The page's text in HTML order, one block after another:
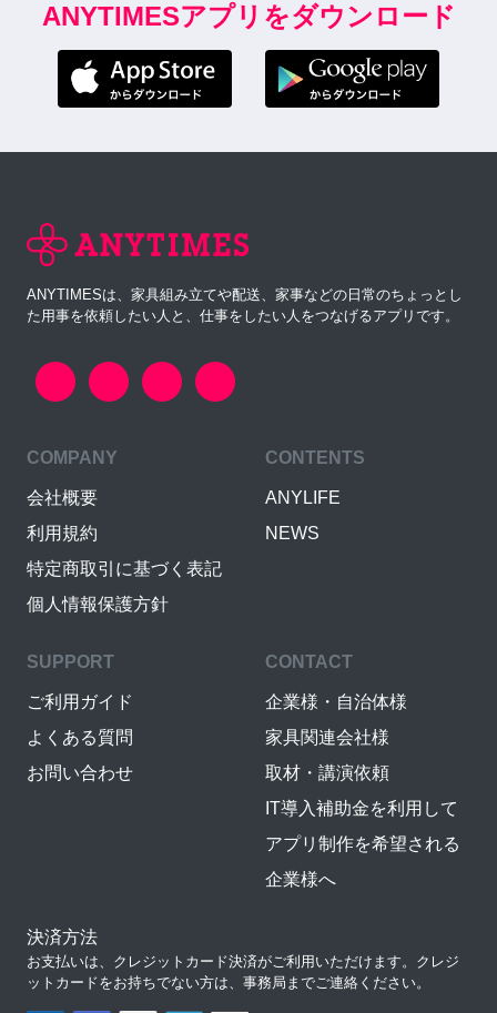
ANYTIMESアプリをダウンロード
ANYTIMESは、家具組み立てや配送、家事などの日常のちょっとし
た用事を依頼したい人と、仕事をしたい人をつなげるアプリです。
COMPANY
会社概要
利用規約
特定商取引に基づく表記
個人情報保護方針
CONTENTS
ANYLIFE
NEWS
SUPPORT
ご利用ガイド
よくある質問
お問い合わせ
CONTACT
企業様・自治体様
家具関連会社様
取材・講演依頼
IT導入補助金を利用して
アプリ制作を希望される
企業様へ
決済方法
お支払いは、クレジットカード決済がご利用いただけます。クレジ
ットカードをお持ちでない方は、事務局までご連絡ください。